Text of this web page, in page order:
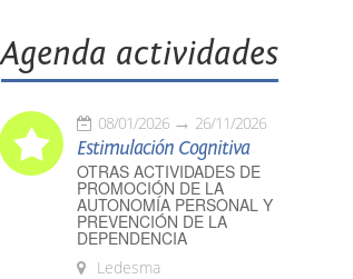
Agenda actividades
08/01/2026 26/11/2026
Estimulación Cognitiva
OTRAS ACTIVIDADES DE
PROMOCIÓN DE LA
AUTONOMÍA PERSONAL Y
PREVENCIÓN DE LA
DEPENDENCIA
Ledesma